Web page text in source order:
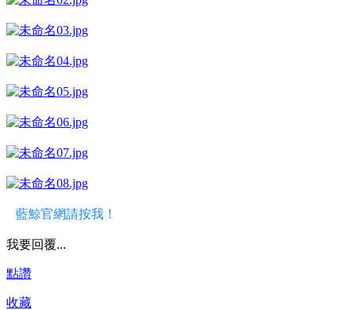
藍鯨官網請按我！
我要回覆...
點讚
收藏